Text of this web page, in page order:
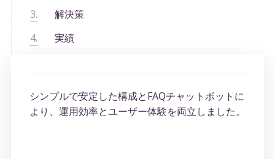
解決策
実績
シンプルで安定した構成とFAQチャットボットに
より、運用効率とユーザー体験を両立しました。